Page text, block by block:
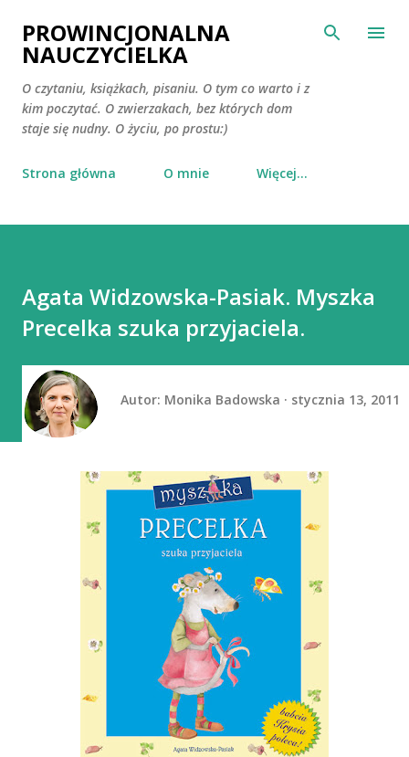
Przejdź do głównej zawartości
PROWINCJONALNA
NAUCZYCIELKA
O czytaniu, książkach, pisaniu. O tym co warto i z
kim poczytać. O zwierzakach, bez których dom
staje się nudny. O życiu, po prostu:)
Strona główna O mnie Więcej…
Agata Widzowska-Pasiak. Myszka
Precelka szuka przyjaciela.
Autor: Monika Badowska stycznia 13, 2011